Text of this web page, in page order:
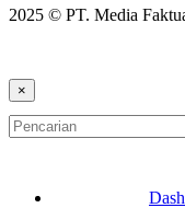
2025 © PT. Media
×